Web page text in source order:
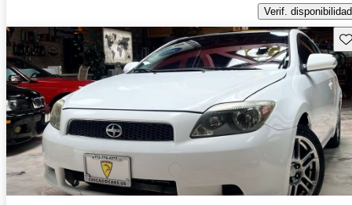
Verif. disponibilidad